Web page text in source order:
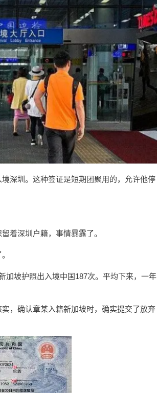
深圳。这种签证是短期团聚用的，允许他停
着深圳户籍，事情暴露了。
加坡护照出入境中国187次。平均下来，一年
，确认章某入籍新加坡时，确实提交了放弃